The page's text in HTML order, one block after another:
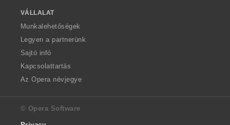
VÁLLALAT
Munkalehetőségek
Legyen a partnerünk
Sajtó infó
Kapcsolattartás
Az Opera névjegye
© Opera Software